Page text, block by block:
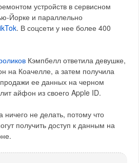
устройств в сервисном
Йорке и параллельно
. В соцсети у нее более 400
Кэмпбелл ответила девушке,
на Коачелле, а затем получила
ее данных на черном
айфон из своего Apple ID.
ничего не делать, потому что
получить доступ к данным на